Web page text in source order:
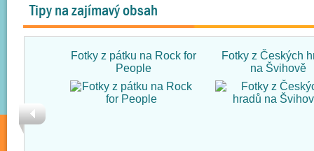
Tipy na zajímavý obsah
Fotky z pátku na Rock for
People
Fotky z Českých
na Švihově